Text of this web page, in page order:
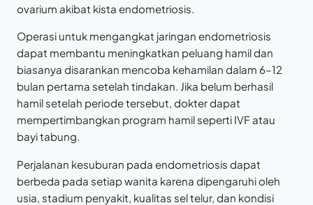
ovarium akibat kista endometriosis.
Operasi untuk mengangkat jaringan endometriosis
dapat membantu meningkatkan peluang hamil dan
biasanya disarankan mencoba kehamilan dalam 6–12
bulan pertama setelah tindakan. Jika belum berhasil
hamil setelah periode tersebut, dokter dapat
mempertimbangkan program hamil seperti IVF atau
bayi tabung.
Perjalanan kesuburan pada endometriosis dapat
berbeda pada setiap wanita karena dipengaruhi oleh
usia, stadium penyakit, kualitas sel telur, dan kondisi